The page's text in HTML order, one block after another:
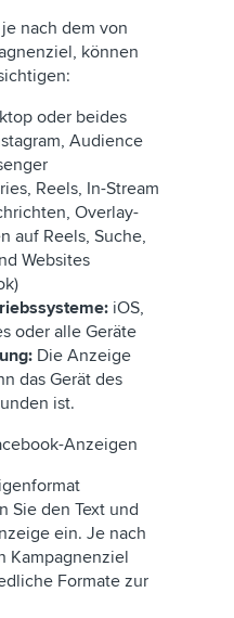
nach dem von
können
oder beides
Audience
Reels, In-Stream
Overlay-
auf Reels, Suche,
Websites
iOS,
oder alle Geräte
Die Anzeige
das Gerät des
ist.
Anzeigen
Sie den Text und
ein. Je nach
Kampagnenziel
Formate zur